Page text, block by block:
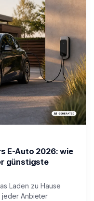
E-Auto 2026: wie
günstigste
Laden zu Hause
jeder Anbieter